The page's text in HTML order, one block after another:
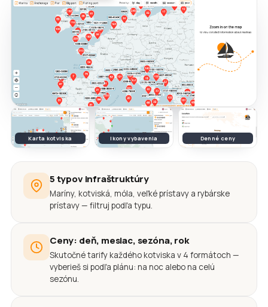
Karta kotviska Ikony vybavenia Denné ceny
5 typov infraštruktúry
Maríny, kotviská, móla, veľké prístavy a rybárske
prístavy — filtruj podľa typu.
Ceny: deň, mesiac, sezóna, rok
Skutočné tarify každého kotviska v 4 formátoch —
vyberieš si podľa plánu: na noc alebo na celú
sezónu.